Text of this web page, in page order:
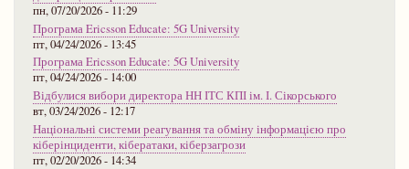
пн, 07/20/2026 - 11:29
Програма Ericsson Educate: 5G University
пт, 04/24/2026 - 13:45
Програма Ericsson Educate: 5G University
пт, 04/24/2026 - 14:00
Відбулися вибори директора НН ІТС КПІ ім. І. Сікорського
вт, 03/24/2026 - 12:17
Національні системи реагування та обміну інформацією про
кіберінциденти, кібератаки, кіберзагрози
пт, 02/20/2026 - 14:34